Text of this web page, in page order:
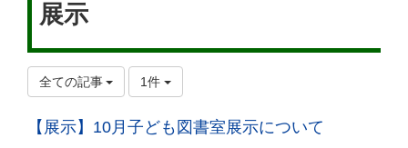
展示
全ての記事 1件
【展示】10月子ども図書室展示について